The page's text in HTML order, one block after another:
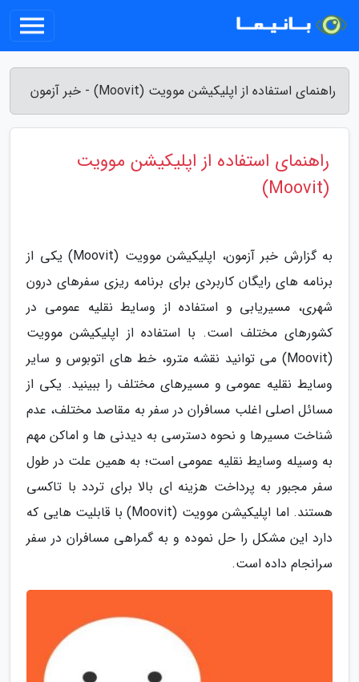
راهنمای استفاده از اپلیکیشن موویت (Moovit) - خبر آزمون
راهنمای استفاده از اپلیکیشن موویت
(Moovit)
به گزارش خبر آزمون، اپلیکیشن موویت (Moovit) یکی از
برنامه های رایگان کاربردی برای برنامه ریزی سفرهای درون
شهری، مسیریابی و استفاده از وسایط نقلیه عمومی در
کشورهای مختلف است. با استفاده از اپلیکیشن موویت
(Moovit) می توانید نقشه مترو، خط های اتوبوس و سایر
وسایط نقلیه عمومی و مسیرهای مختلف را ببینید. یکی از
مسائل اصلی اغلب مسافران در سفر به مقاصد مختلف، عدم
شناخت مسیرها و نحوه دسترسی به دیدنی ها و اماکن مهم
به وسیله وسایط نقلیه عمومی است؛ به همین علت در طول
سفر مجبور به پرداخت هزینه ای بالا برای تردد با تاکسی
هستند. اما اپلیکیشن موویت (Moovit) با قابلیت هایی که
دارد این مشکل را حل نموده و به گمراهی مسافران در سفر
سرانجام داده است.